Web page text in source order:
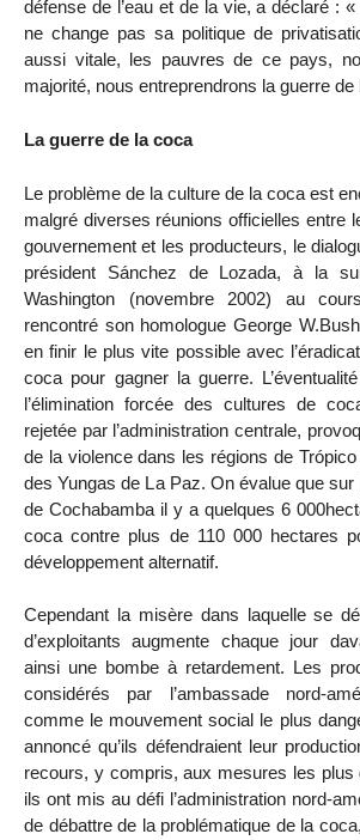
défense de l’eau et de la vie, a déclaré :
ne change pas sa politique de
aussi vitale, les pauvres de ce pays,
majorité, nous entreprendrons la guerre de
La guerre de la coca
Le problème de la culture de la coca est
malgré diverses réunions officielles entre
gouvernement et les producteurs, le
président Sánchez de Lozada, à la
Washington (novembre 2002) au
rencontré son homologue George
en finir le plus vite possible avec
coca pour gagner la guerre.
l’élimination forcée des cultures de
rejetée par l’administration centrale,
de la violence dans les régions de
des Yungas de La Paz. On évalue que sur
de Cochabamba il y a quelques 6
coca contre plus de 110 000 hectares
développement alternatif.
Cependant la misère dans laquelle se
d’exploitants augmente chaque jour
ainsi une bombe à retardement. Les
considérés par l’ambassade nord-
comme le mouvement social le plus
annoncé qu’ils défendraient leur
recours, y compris, aux mesures les plus
ils ont mis au défi l’administration nord-
de débattre de la problématique de la